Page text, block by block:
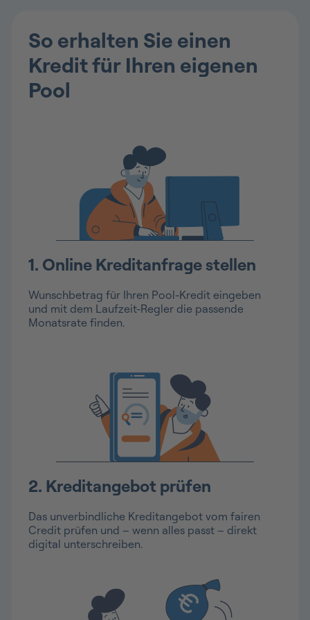
So erhalten Sie einen
Kredit für Ihren eigenen
Pool
1. Online Kreditanfrage stellen
Wunschbetrag für Ihren Pool-Kredit eingeben
und mit dem Laufzeit-Regler die passende
Monatsrate finden.
2. Kreditangebot prüfen
Das unverbindliche Kreditangebot vom fairen
Credit prüfen und – wenn alles passt – direkt
digital unterschreiben.